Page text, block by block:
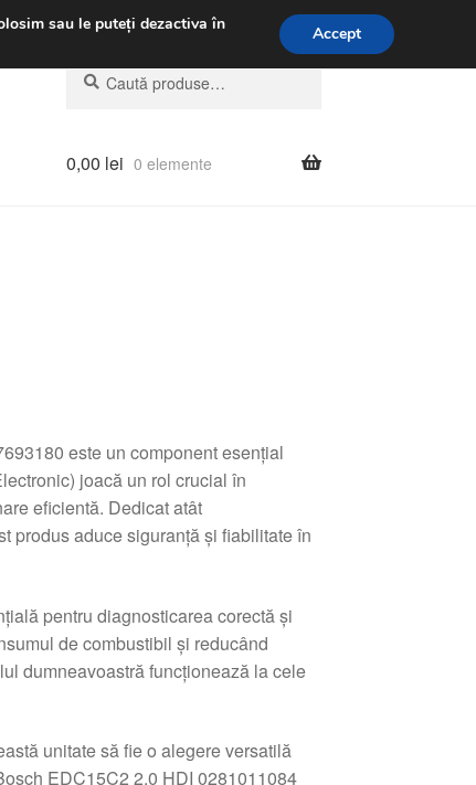
031 229 6816
Caută
după:
Caută
0,00 lei 0 elemente
este un component esențial
joacă un rol crucial în
eficientă. Dedicat atât
produs aduce siguranță și fiabilitate în
pentru diagnosticarea corectă și
de combustibil și reducând
dumneavoastră funcționează la cele
unitate să fie o alegere versatilă
EDC15C2 2.0 HDI 0281011084
sau le puteți dezactiva în
Accept